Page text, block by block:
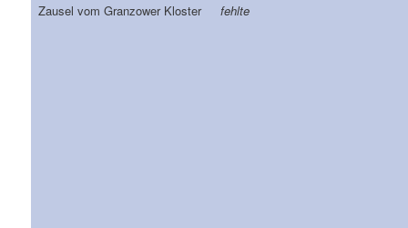
Zausel vom Granzower Kloster
fehlte